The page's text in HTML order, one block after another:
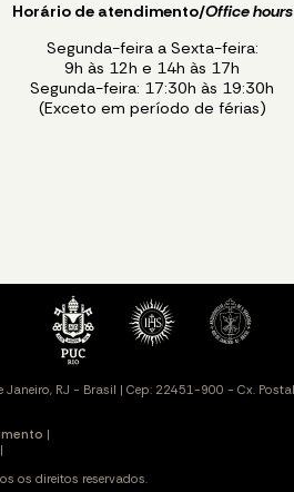
Horário de atendimento/Office hours
Segunda-feira a Sexta-feira:
9h às 12h e 14h às 17h
Segunda-feira: 17:30h às 19:30h
(Exceto em período de férias)